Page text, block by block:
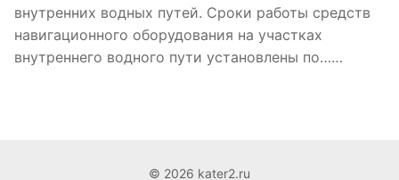
внутренних водных путей. Сроки работы средств
навигационного оборудования на участках
внутреннего водного пути установлены по……
© 2026 kater2.ru